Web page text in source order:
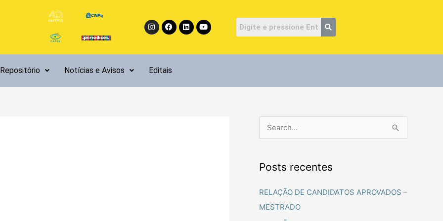
InstagramFacebook
LinkedinYoutube
Repositório Notícias e Avisos Editais
q
u
i
Posts recentes
RELAÇÃO DE CANDIDATOS APROVADOS –
MESTRADO